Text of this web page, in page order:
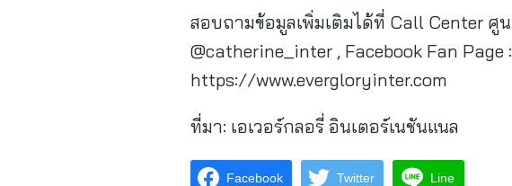
สอบถามข้อมูลเพิ่มเติมได้ที่ Call Center ศู
@catherine_inter , Facebook Fan
https://www.evergloryinter.com
ที่มา: เอเวอร์กลอรี่ อินเตอร์เนชันแนล
Facebook Twitter Line